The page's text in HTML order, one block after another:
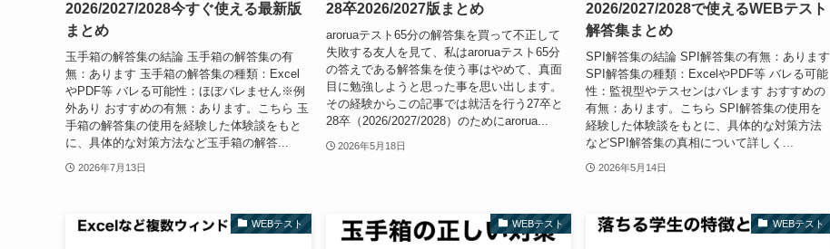
2026/2027/2028今すぐ使える最新版
まとめ
玉手箱の解答集の結論 玉手箱の解答集の有
無：あります 玉手箱の解答集の種類：Excel
やPDF等 バレる可能性：ほぼバレません※例
外あり おすすめの有無：あります。こちら 玉
手箱の解答集の使用を経験した体験談をもと
に、具体的な対策方法など玉手箱の解答...
2026年7月13日
28卒2026/2027版まとめ
aroruaテスト65分の解答集を買って不正して
失敗する友人を見て、私はaroruaテスト65分
の答えである解答集を使う事はやめて、真面
目に勉強しようと思った事を思い出します。
その経験からこの記事では就活を行う27卒と
28卒（2026/2027/2028）のためにarorua...
2026年5月18日
2026/2027/2028で使えるWEBテスト
解答集まとめ
SPI解答集の結論 SPI解答集の有無：あります
SPI解答集の種類：ExcelやPDF等 バレる可能
性：監視型やテスセンはバレます おすすめの
有無：あります。こちら SPI解答集の使用を
経験した体験談をもとに、具体的な対策方法
などSPI解答集の真相について詳しく...
2026年5月14日
WEBテスト WEBテスト WEBテスト